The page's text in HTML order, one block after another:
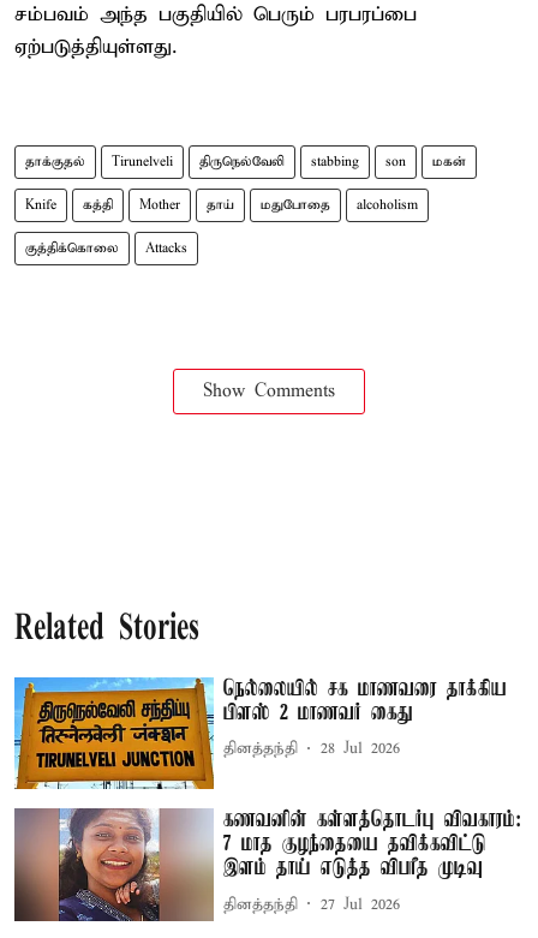
சம்பவம் அந்த பகுதியில் பெரும் பரபரப்பை
ஏற்படுத்தியுள்ளது.
தாக்குதல் Tirunelveli திருநெல்வேலி stabbing son மகன்
Knife கத்தி Mother தாய் மதுபோதை alcoholism
குத்திக்கொலை Attacks
Show Comments
Related Stories
நெல்லையில் சக மாணவரை தாக்கிய
பிளஸ் 2 மாணவர் கைது
தினத்தந்தி 28 Jul 2026
கணவனின் கள்ளத்தொடர்பு விவகாரம்:
7 மாத குழந்தையை தவிக்கவிட்டு
இளம் தாய் எடுத்த விபரீத முடிவு
தினத்தந்தி 27 Jul 2026